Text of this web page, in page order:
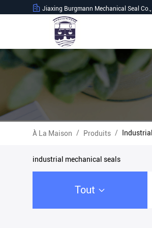
Jiaxing Burgmann Mechanical Seal
À La Maison / Produits /
industrial mechanical seals
Tout